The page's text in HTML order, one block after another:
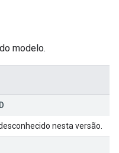
modelo.
nesta versão.